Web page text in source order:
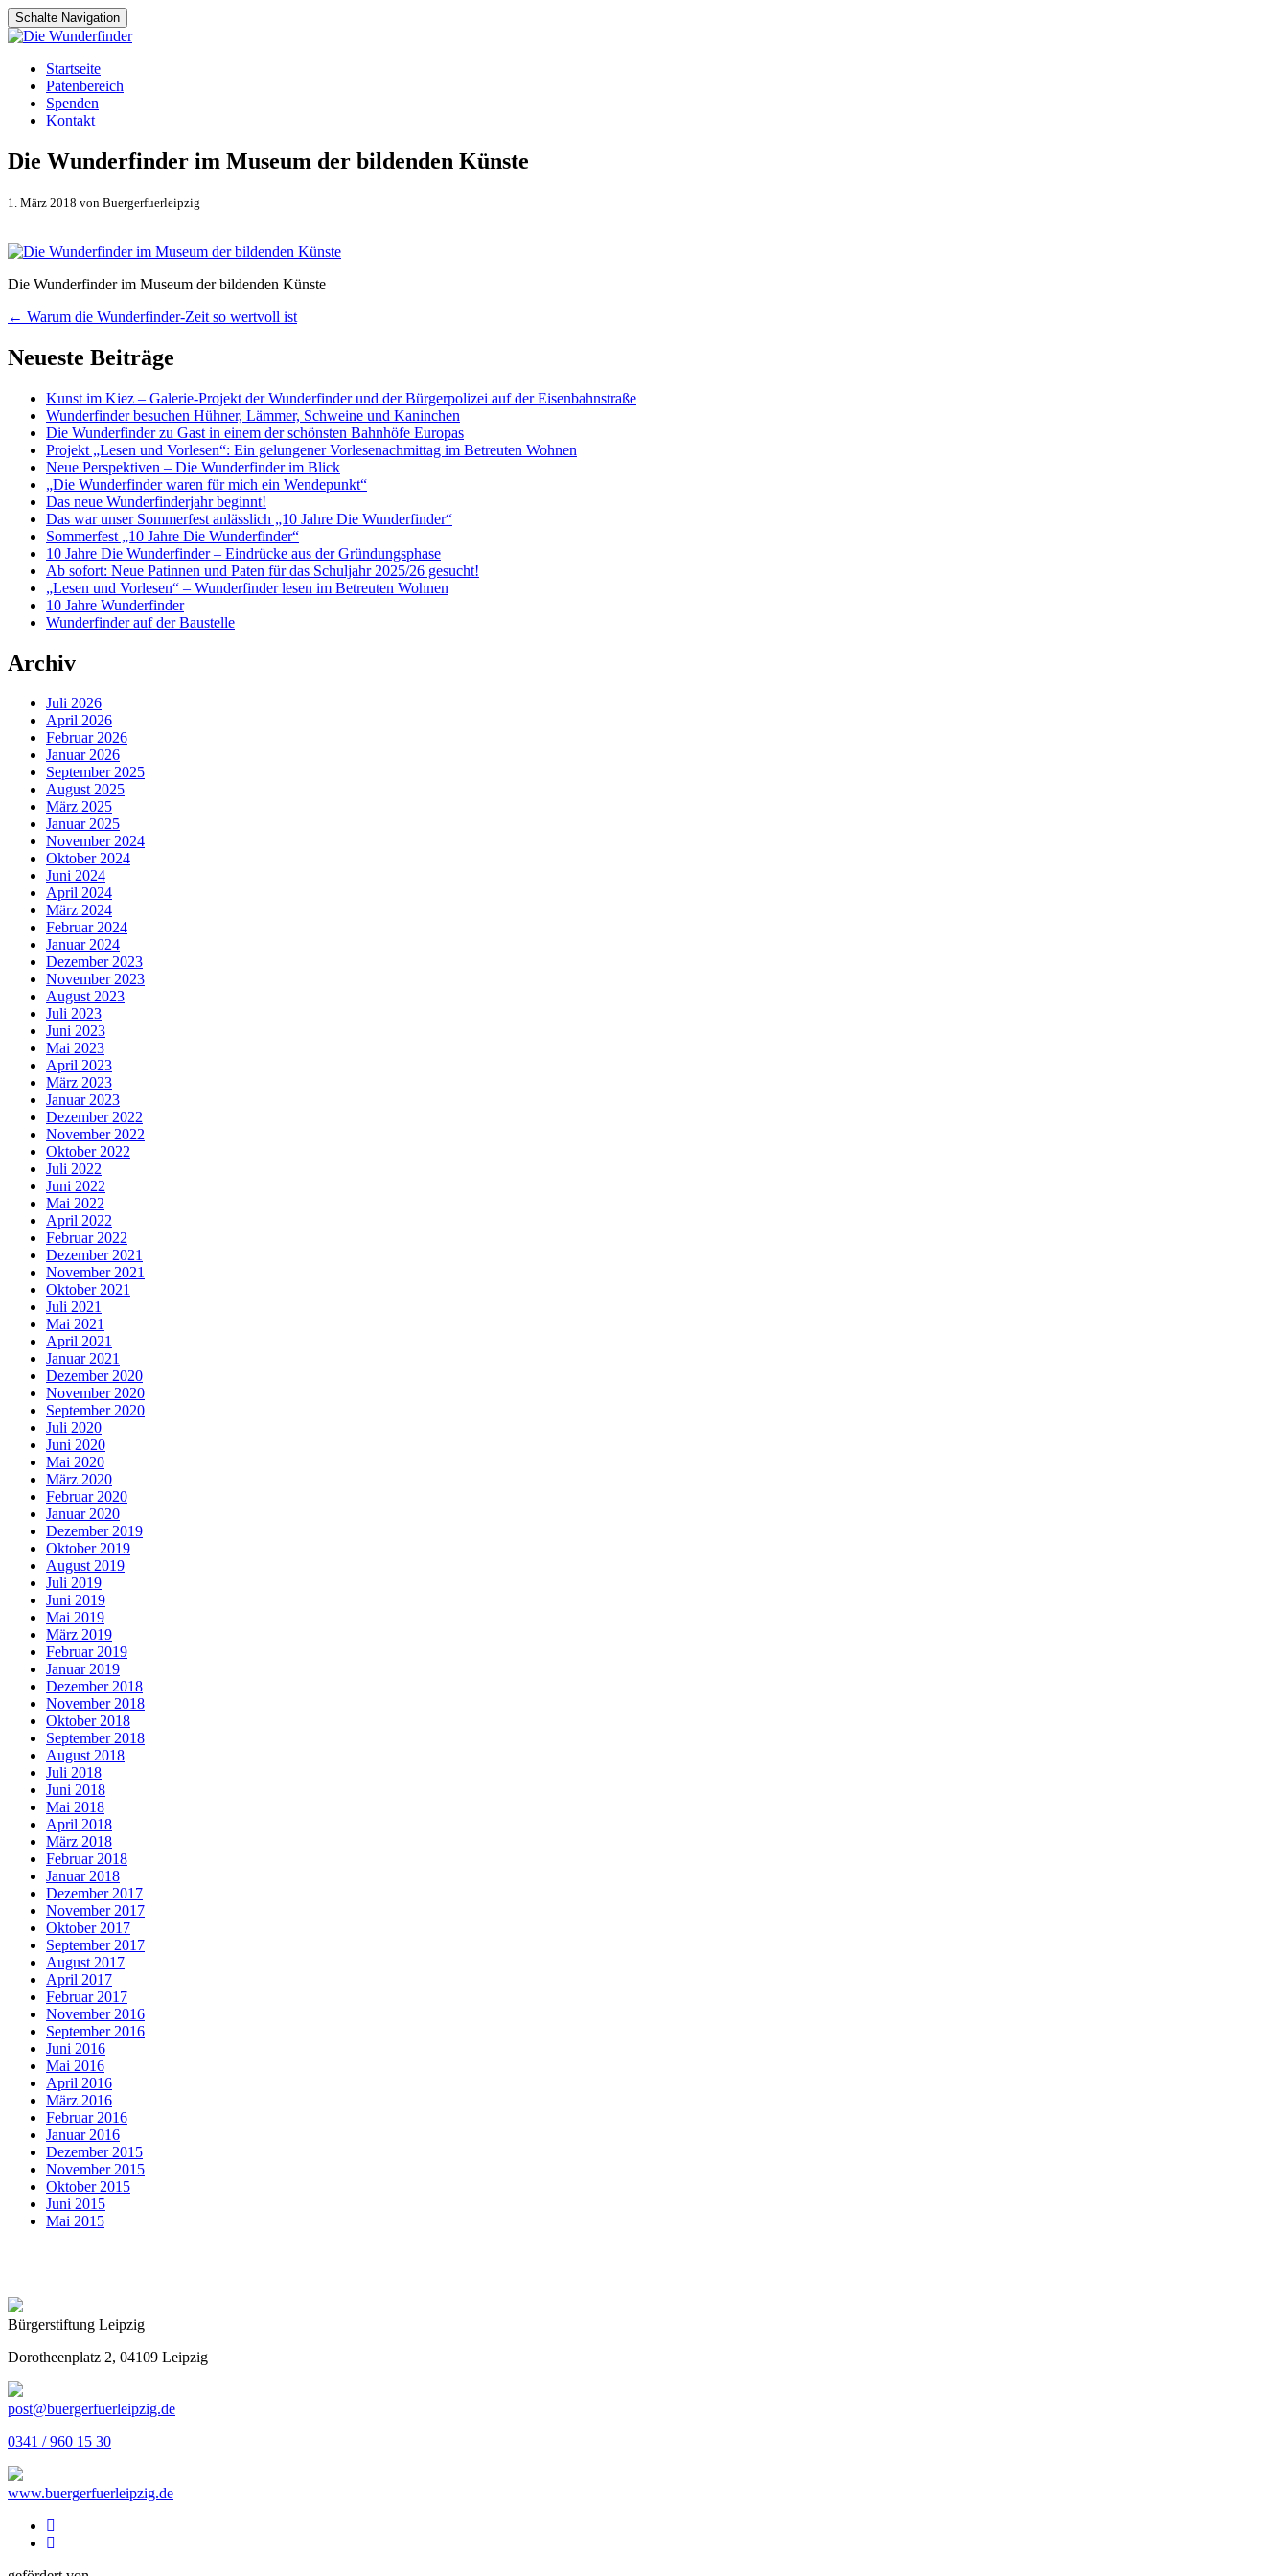
Schalte Navigation
Zum
Inhalt
springen
Startseite
Patenbereich
Spenden
Kontakt
Die Wunderfinder im Museum der bildenden Künste
1. März 2018 von Buergerfuerleipzig
Die Wunderfinder im Museum der bildenden Künste
Artikel-
Navigation
← Warum die Wunderfinder-Zeit so wertvoll ist
Neueste Beiträge
Kunst im Kiez – Galerie-Projekt der Wunderfinder und der Bürgerpolizei auf der Eisenbahnstraße
Wunderfinder besuchen Hühner, Lämmer, Schweine und Kaninchen
Die Wunderfinder zu Gast in einem der schönsten Bahnhöfe Europas
Projekt „Lesen und Vorlesen“: Ein gelungener Vorlesenachmittag im Betreuten Wohnen
Neue Perspektiven – Die Wunderfinder im Blick
„Die Wunderfinder waren für mich ein Wendepunkt“
Das neue Wunderfinderjahr beginnt!
Das war unser Sommerfest anlässlich „10 Jahre Die Wunderfinder“
Sommerfest „10 Jahre Die Wunderfinder“
10 Jahre Die Wunderfinder – Eindrücke aus der Gründungsphase
Ab sofort: Neue Patinnen und Paten für das Schuljahr 2025/26 gesucht!
„Lesen und Vorlesen“ – Wunderfinder lesen im Betreuten Wohnen
10 Jahre Wunderfinder
Wunderfinder auf der Baustelle
Archiv
Juli 2026
April 2026
Februar 2026
Januar 2026
September 2025
August 2025
März 2025
Januar 2025
November 2024
Oktober 2024
Juni 2024
April 2024
März 2024
Februar 2024
Januar 2024
Dezember 2023
November 2023
August 2023
Juli 2023
Juni 2023
Mai 2023
April 2023
März 2023
Januar 2023
Dezember 2022
November 2022
Oktober 2022
Juli 2022
Juni 2022
Mai 2022
April 2022
Februar 2022
Dezember 2021
November 2021
Oktober 2021
Juli 2021
Mai 2021
April 2021
Januar 2021
Dezember 2020
November 2020
September 2020
Juli 2020
Juni 2020
Mai 2020
März 2020
Februar 2020
Januar 2020
Dezember 2019
Oktober 2019
August 2019
Juli 2019
Juni 2019
Mai 2019
März 2019
Februar 2019
Januar 2019
Dezember 2018
November 2018
Oktober 2018
September 2018
August 2018
Juli 2018
Juni 2018
Mai 2018
April 2018
März 2018
Februar 2018
Januar 2018
Dezember 2017
November 2017
Oktober 2017
September 2017
August 2017
April 2017
Februar 2017
November 2016
September 2016
Juni 2016
Mai 2016
April 2016
März 2016
Februar 2016
Januar 2016
Dezember 2015
November 2015
Oktober 2015
Juni 2015
Mai 2015
Bürgerstiftung Leipzig
Dorotheenplatz 2, 04109 Leipzig
post@buergerfuerleipzig.de
0341 / 960 15 30
www.buergerfuerleipzig.de